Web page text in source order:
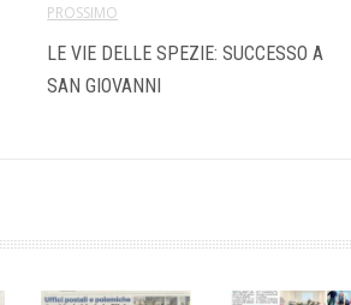
PROSSIMO
LE VIE DELLE SPEZIE: SUCCESSO A
SAN GIOVANNI